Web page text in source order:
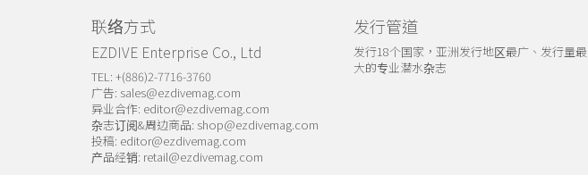
联络方式
EZDIVE Enterprise Co., Ltd
TEL: +(886)2-7716-3760
广告: sales@ezdivemag.com
异业合作: editor@ezdivemag.com
杂志订阅&周边商品: shop@ezdivemag.com
投稿: editor@ezdivemag.com
产品经销: retail@ezdivemag.com
发行管道
发行18个国家，亚洲发行地区最广、发行量最
大的专业潜水杂志